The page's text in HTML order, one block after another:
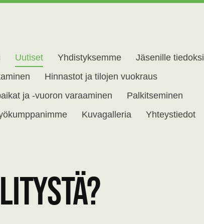
ry
Uutiset Yhdistyksemme
Jäsenille tiedoksi
Hinnastot ja tilojen vuokraus
ja -vuoron varaaminen
Palkitseminen
Kuvagalleria Yhteystiedot